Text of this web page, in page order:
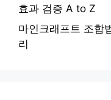
효과 검증 A to Z
마인크래프트 조합
리